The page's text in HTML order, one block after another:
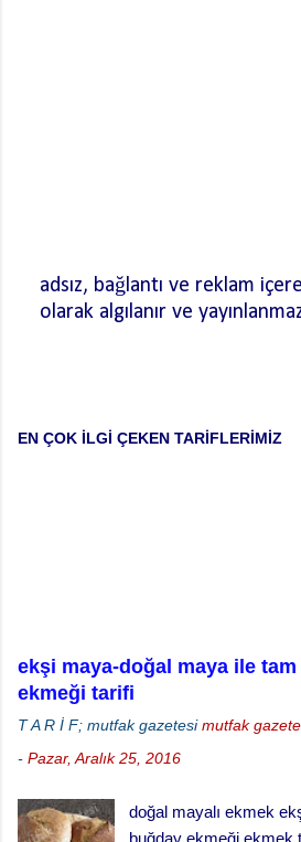
Y
G
adsız, bağlantı ve reklam
olarak algılanır ve
EN ÇOK İLGİ ÇEKEN TARİFLERİMİZ
ekşi maya-doğal maya ile
ekmeği tarifi
T A R İ F; mutfak gazetesi mutfak
- Pazar, Aralık 25, 2016
doğal mayalı ekmek
buğday ekmeği ekmek